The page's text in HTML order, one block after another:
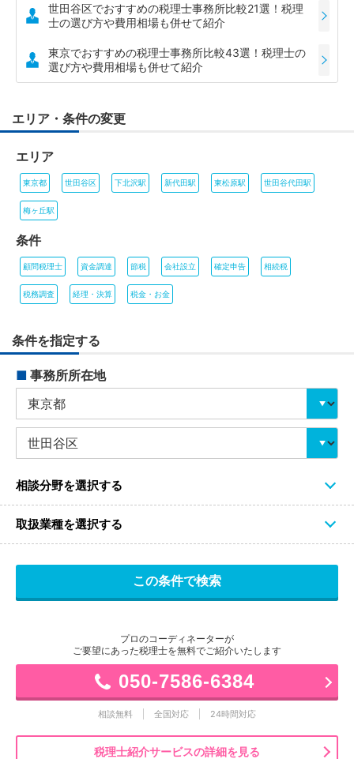
世田谷区でおすすめの税理士事務所比較21選！税理
士の選び方や費用相場も併せて紹介
東京でおすすめの税理士事務所比較43選！税理士の
選び方や費用相場も併せて紹介
エリア・条件の変更
エリア
東京都 世田谷区 下北沢駅 新代田駅 東松原駅 世田谷代田駅
梅ヶ丘駅
条件
顧問税理士 資金調達 節税 会社設立 確定申告 相続税
税務調査 経理・決算 税金・お金
条件を指定する
■ 事務所所在地
相談分野を選択する
取扱業種を選択する
プロのコーディネーターが
ご要望にあった税理士を無料でご紹介いたします
050-7586-6384
相談無料 全国対応 24時間対応
税理士紹介サービスの詳細を見る